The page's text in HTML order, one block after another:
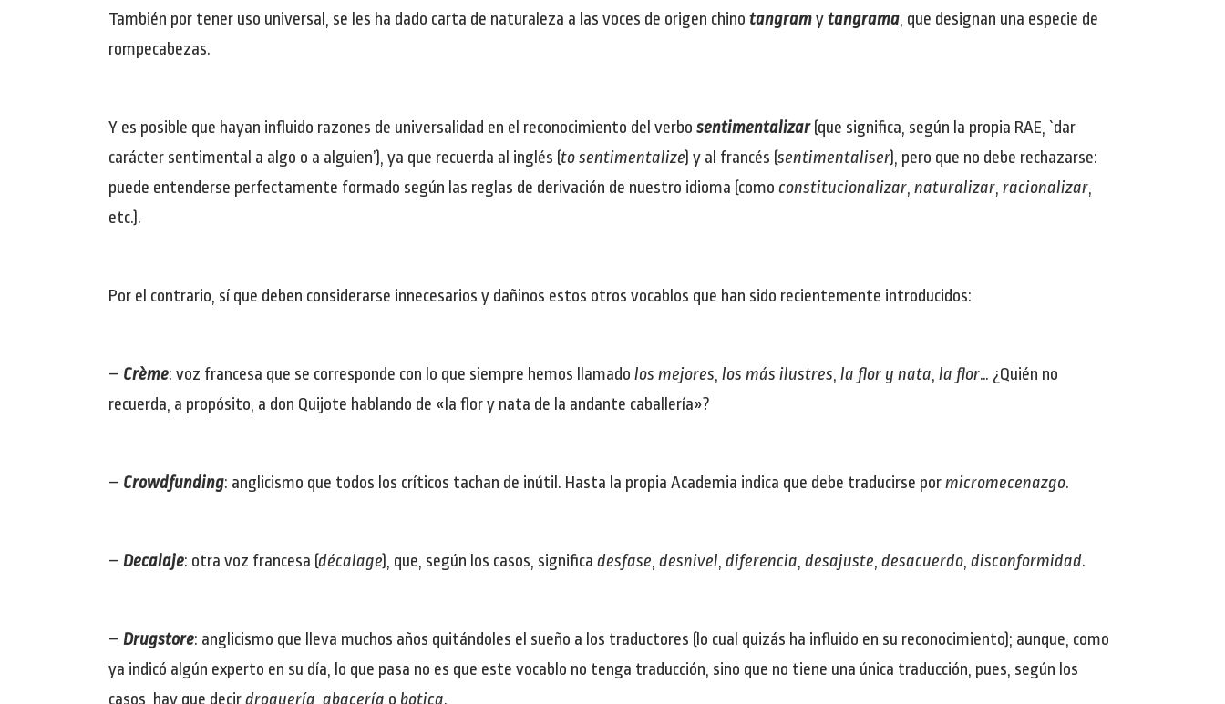
También por tener uso universal, se les ha dado carta de naturaleza a las voces de origen chino tangramytangrama, que designan una especie de
rompecabezas.
Y es posible que hayan influido razones de universalidad en el reconocimiento del verbo sentimentalizar(que significa, según la propia RAE, `dar
carácter sentimental a algo o a alguien’), ya que recuerda al inglés (to sentimentalize) y al francés (sentimentaliser), pero que no debe rechazarse:
puede entenderse perfectamente formado según las reglas de derivación de nuestro idioma (como constitucionalizar, naturalizar, racionalizar,
etc.).
Por el contrario, sí que deben considerarse innecesarios y dañinos estos otros vocablos que han sido recientemente introducidos:
– Crème: voz francesa que se corresponde con lo que siempre hemos llamado los mejores, los más ilustres, la flor y nata, la flor… ¿Quién no
recuerda, a propósito, a don Quijote hablando de «la flor y nata de la andante caballería»?
– Crowdfunding: anglicismo que todos los críticos tachan de inútil. Hasta la propia Academia indica que debe traducirse pormicromecenazgo.
– Decalaje: otra voz francesa (décalage), que, según los casos, significa desfase, desnivel, diferencia, desajuste, desacuerdo, disconformidad.
– Drugstore: anglicismo que lleva muchos años quitándoles el sueño a los traductores (lo cual quizás ha influido en su reconocimiento); aunque, como
ya indicó algún experto en su día, lo que pasa no es que este vocablo no tenga traducción, sino que no tiene una única traducción, pues, según los
casos, hay que decirdroguería abacería o botica.